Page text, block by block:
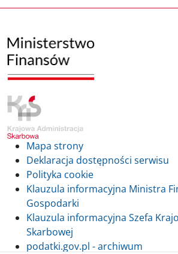
Mapa strony
Deklaracja dostępności serwisu
Polityka cookie
Klauzula informacyjna Ministra
Gospodarki
Klauzula informacyjna Szefa
Skarbowej
podatki.gov.pl - archiwum